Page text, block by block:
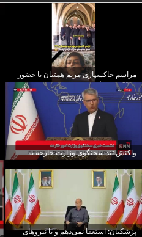
مراسم خاکسپاری مریم همتیان با حضور
هنرمندان برگزار شد
واکنش تند سخنگوی وزارت خارجه به
پزشکیان: استعفا نمی‌دهم و با نیروهای